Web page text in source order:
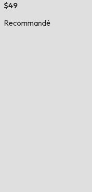
$49
Recommandé